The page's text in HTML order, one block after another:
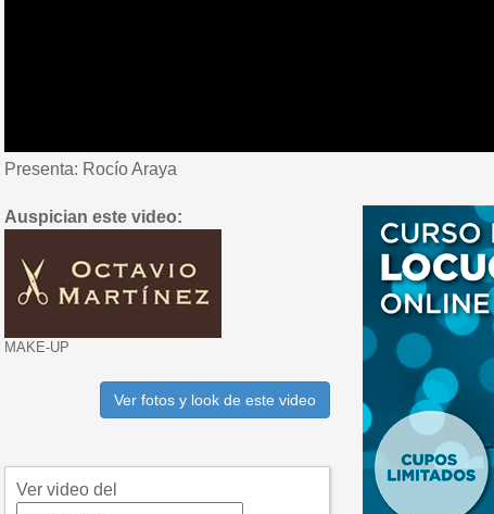
Presenta: Rocío Araya
Auspician este video:
MAKE-UP
Ver fotos y look de este video
Ver video del